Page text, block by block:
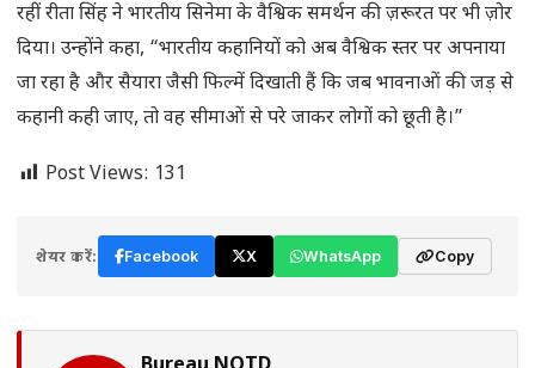
रहीं रीता सिंह ने भारतीय सिनेमा के वैश्विक समर्थन की ज़रूरत पर भी ज़ोर
दिया। उन्होंने कहा, “भारतीय कहानियों को अब वैश्विक स्तर पर अपनाया
जा रहा है और सैयारा जैसी फिल्में दिखाती हैं कि जब भावनाओं की जड़ से
कहानी कही जाए, तो वह सीमाओं से परे जाकर लोगों को छूती है।”
Post Views: 131
शेयर करें: Facebook X WhatsApp Copy